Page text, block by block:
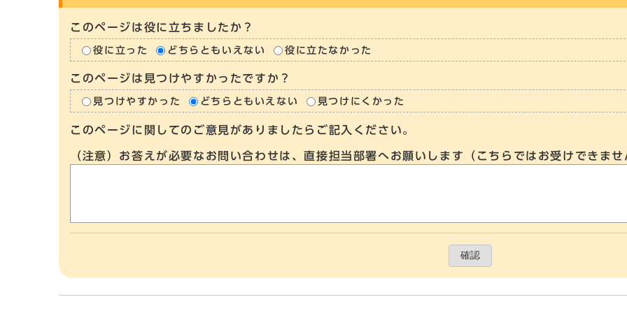
このページは役に立ちましたか？
役に立った どちらともいえない 役に立たなかった
このページは見つけやすかったですか？
見つけやすかった どちらともいえない 見つけにくかった
このページに関してのご意見がありましたらご記入ください。
（注意）お答えが必要なお問い合わせは、直接担当部署へお願いします（こちらではお受けできま
確認